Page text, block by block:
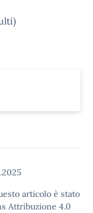
articolo è stato
Attribuzione 4.0